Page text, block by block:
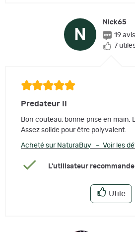
N
Nick65
19
7
Predateur II
Bon couteau, bonne prise en main.
Assez solide pour être polyvalent.
Acheté sur NaturaBuy – Voir les
L'utilisateur
Utile